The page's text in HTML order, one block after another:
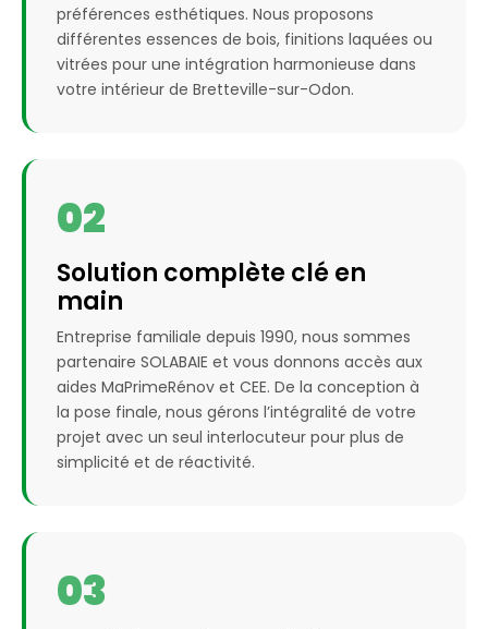
préférences esthétiques. Nous proposons
différentes essences de bois, finitions laquées ou
vitrées pour une intégration harmonieuse dans
votre intérieur de Bretteville-sur-Odon.
02
Solution complète clé en
main
Entreprise familiale depuis 1990, nous sommes
partenaire SOLABAIE et vous donnons accès aux
aides MaPrimeRénov et CEE. De la conception à
la pose finale, nous gérons l’intégralité de votre
projet avec un seul interlocuteur pour plus de
simplicité et de réactivité.
03